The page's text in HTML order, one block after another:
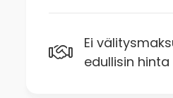
Ei
edullisin hinta